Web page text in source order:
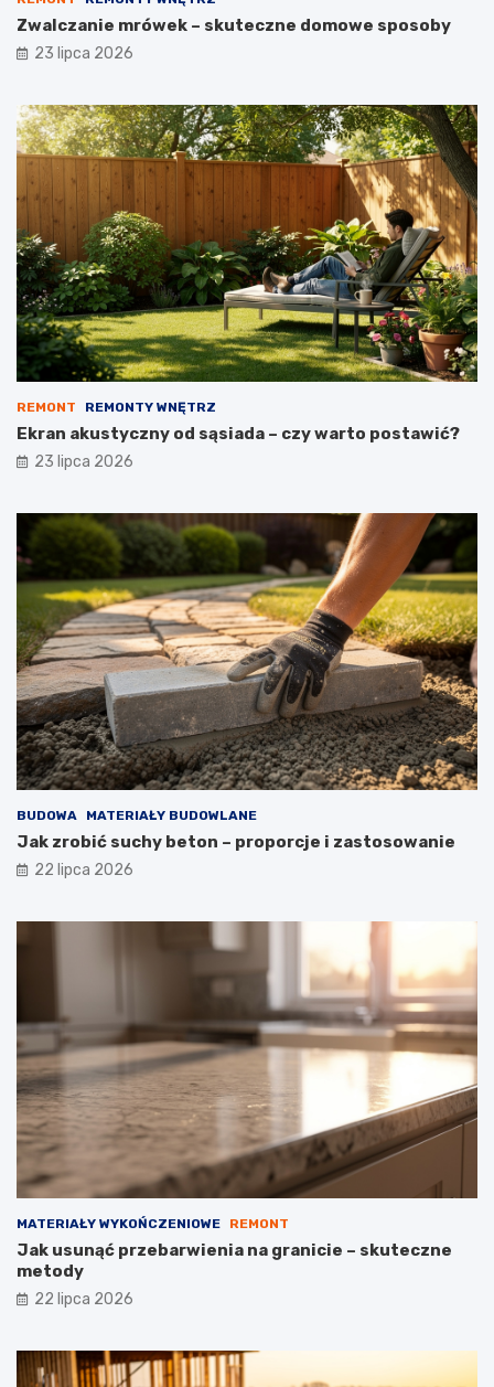
Zwalczanie mrówek – skuteczne domowe sposoby
23 lipca 2026
REMONT REMONTY WNĘTRZ
Ekran akustyczny od sąsiada – czy warto postawić?
23 lipca 2026
BUDOWA MATERIAŁY BUDOWLANE
Jak zrobić suchy beton – proporcje i zastosowanie
22 lipca 2026
MATERIAŁY WYKOŃCZENIOWE REMONT
Jak usunąć przebarwienia na granicie – skuteczne
metody
22 lipca 2026